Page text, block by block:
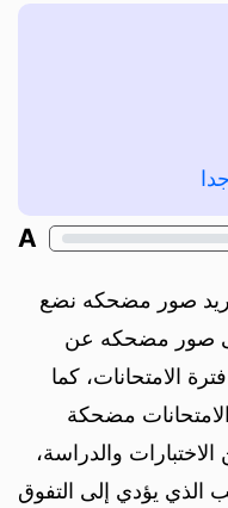
A
صور مضحكه نضع
صور مضحكه عن
الامتحانات، كما
مضحكة
والدراسة،
الذي يؤدي إلى التفوق